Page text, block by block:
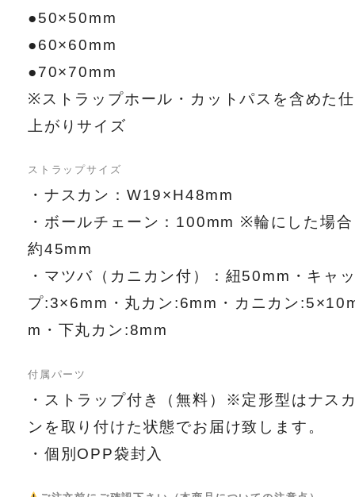
●50×50mm
●60×60mm
●70×70mm
※ストラップホール・カットパスを含めた仕
上がりサイズ
ストラップサイズ
・ナスカン：W19×H48mm
・ボールチェーン：100mm ※輪にした場合
約45mm
・マツバ（カニカン付）：紐50mm・キャ
プ:3×6mm・丸カン:6mm・カニカン
m・下丸カン:8mm
付属パーツ
・ストラップ付き（無料）※定形型はナス
ンを取り付けた状態でお届け致します。
・個別OPP袋封入